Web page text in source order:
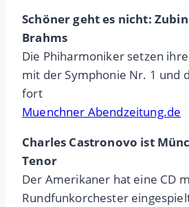
Schöner geht es nicht:
Brahms
Die Phiharmoniker setzen
mit der Symphonie Nr. 1 und
fort
Muenchner Abendzeitung.de
Charles Castronovo ist
Tenor
Der Amerikaner hat eine CD
Rundfunkorchester